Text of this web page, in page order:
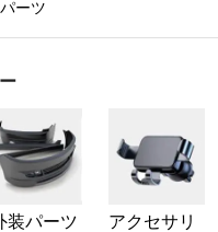
ーツ
装パーツ
アクセサリ